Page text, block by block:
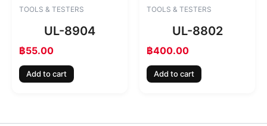
TOOLS & TESTERS
UL-8904
฿55.00
Add to cart
TOOLS & TESTERS
UL-8802
฿400.00
Add to cart